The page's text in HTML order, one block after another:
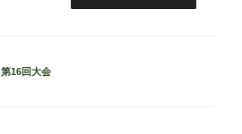
第16回大会